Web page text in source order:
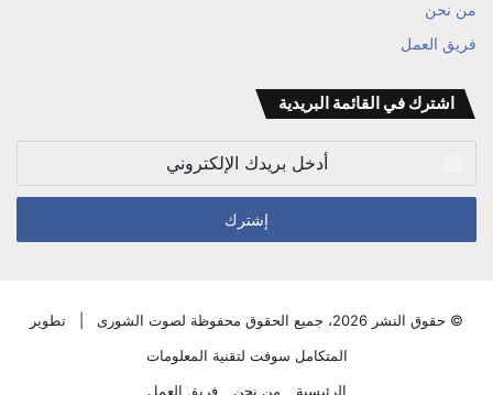
من نحن
فريق العمل
اشترك في القائمة البريدية
الإلكتروني
© حقوق النشر 2026، جميع الحقوق محفوظة لصوت الشورى |
تطوير
المتكامل سوفت لتقنية المعلومات
الرئيسية
من نحن فريق العمل